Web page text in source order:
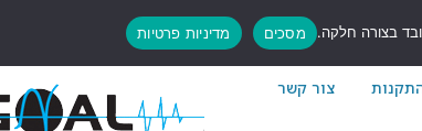
צור קשר
מסכים מדיניות פרטיות